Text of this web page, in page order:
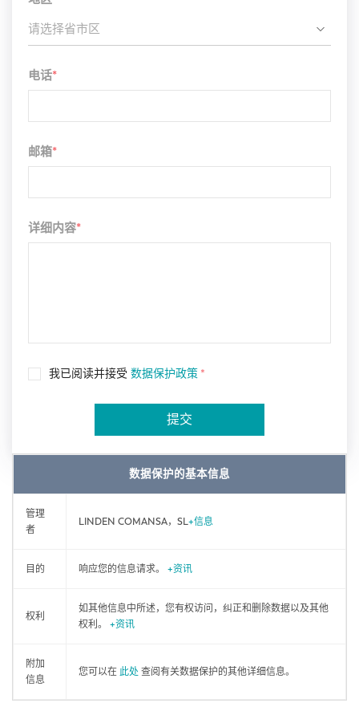
请选择省市区
电话*
邮箱*
详细内容*
我已阅读并接受 数据保护政策 *
提交
数据保护的基本信息
管理
者
LINDEN COMANSA，SL+信息
目的 响应您的信息请求。 +资讯
权利
如其他信息中所述，您有权访问，纠正和删除数据以及其他
权利。 +资讯
附加
信息
您可以在 此处 查阅有关数据保护的其他详细信息。